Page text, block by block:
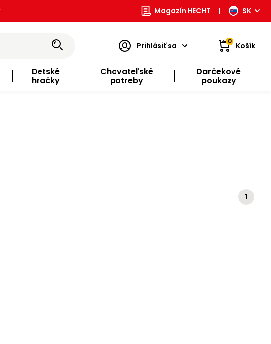
Magazín HECHT | SK
Prihlásiť sa 0 Košík
Detské
hračky
Chovateľské
potreby
Darčekové
poukazy
1